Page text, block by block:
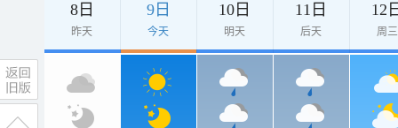
8日
昨天
9日
今天
10日
明天
11日
后天
12
周三